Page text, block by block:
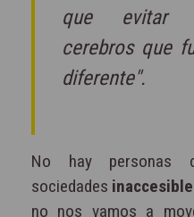
que evitar
cerebros que
diferente".
No hay personas
sociedades
no nos vamos a